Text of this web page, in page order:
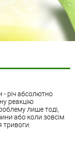
- річ абсолютно
реакцію
лише тоді,
або коли зовсім
тривоги.